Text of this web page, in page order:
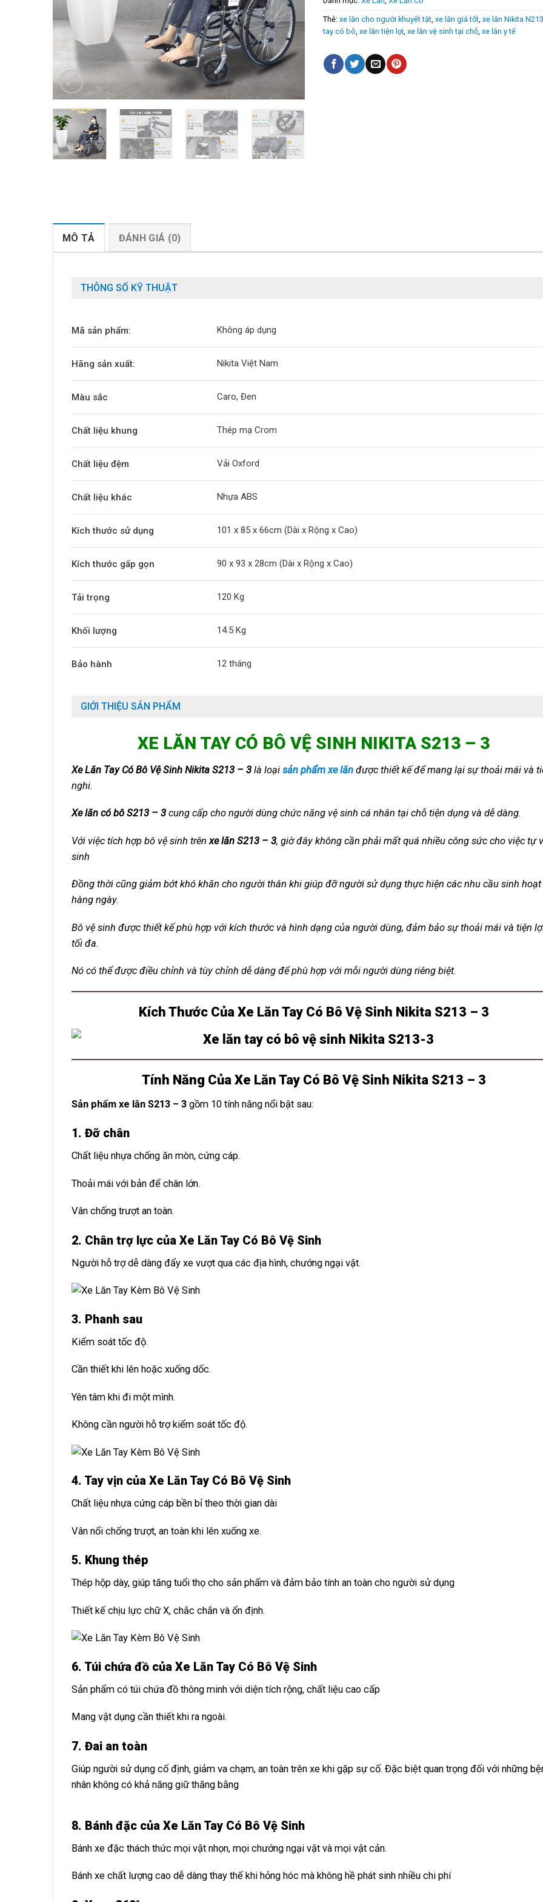
Thẻ: xe lăn cho người khuyết tật, xe lăn giá tốt, xe lăn Nikita
tay có bô xe lăn tiện lợi, xe lăn vệ sinh tại chỗ, xe lăn y tế
MÔ TẢ ĐÁNH GIÁ (0)
THÔNG SỐ KỸ THUẬT
Mã sản phẩm: Không áp dụng
Hãng sản xuất: Nikita Việt Nam
Màu sắc Caro, Đen
Chất liệu khung Thép mạ Crom
Chất liệu đệm Vải Oxford
Chất liệu khác Nhựa ABS
Kích thước sử dụng 101 x 85 x 66cm (Dài x Rộng x Cao)
Kích thước gấp gọn 90 x 93 x 28cm (Dài x Rộng x Cao)
Tải trọng 120 Kg
Khối lượng 14.5 Kg
Bảo hành 12 tháng
GIỚI THIỆU SẢN PHẨM
XE LĂN TAY CÓ BÔ VỆ SINH NIKITA S213 – 3
Xe Lăn Tay Có Bô Vệ Sinh Nikita S213 – 3 là loại sản phẩm xe lăn được thiết kế để mang lại sự thoải mái và
nghi.
Xe lăn có bô S213 – 3 cung cấp cho người dùng chức năng vệ sinh cá nhân tại chỗ tiện dụng và dễ dàng.
Với việc tích hợp bô vệ sinh trênxe lăn S213 – 3, giờ đây không cần phải mất quá nhiều công sức cho việc tự
sinh
Đồng thời cũng giảm bớt khó khăn cho người thân khi giúp đỡ người sử dụng thực hiện các nhu cầu sinh hoạt
hàng ngày.
Bô vệ sinh được thiết kế phù hợp với kích thước và hình dạng của người dùng, đảm bảo sự thoải mái và tiện
tối đa.
Nó có thể được điều chỉnh và tùy chỉnh dễ dàng để phù hợp với mỗi người dùng riêng biệt.
Kích Thước Của Xe Lăn Tay Có Bô Vệ Sinh Nikita S213 – 3
Tính Năng Của Xe Lăn Tay Có Bô Vệ Sinh Nikita S213 – 3
Sản phẩm xe lăn S213 – 3 gồm 10 tính năng nổi bật sau:
1. Đỡ chân
Chất liệu nhựa chống ăn mòn, cứng cáp.
Thoải mái với bản để chân lớn.
Vân chống trượt an toàn.
2. Chân trợ lực của Xe Lăn Tay Có Bô Vệ Sinh
Người hỗ trợ dễ dàng đẩy xe vượt qua các địa hình, chướng ngại vật.
3. Phanh sau
Kiểm soát tốc độ.
Cần thiết khi lên hoặc xuống dốc.
Yên tâm khi đi một mình.
Không cần người hỗ trợ kiểm soát tốc độ.
4. Tay vịn của Xe Lăn Tay Có Bô Vệ Sinh
Chất liệu nhựa cứng cáp bền bỉ theo thời gian dài
Vân nổi chống trượt, an toàn khi lên xuống xe.
5. Khung thép
Thép hộp dày, giúp tăng tuổi thọ cho sản phẩm và đảm bảo tính an toàn cho người sử dụng
Thiết kế chịu lực chữ X, chắc chắn và ổn định.
6. Túi chứa đồ của Xe Lăn Tay Có Bô Vệ Sinh
Sản phẩm có túi chứa đồ thông minh với diện tích rộng, chất liệu cao cấp
Mang vật dụng cần thiết khi ra ngoài.
7. Đai an toàn
Giúp người sử dụng cố định, giảm va chạm, an toàn trên xe khi gặp sự cố. Đặc biệt quan trọng đối với những
nhân không có khả năng giữ thăng bằng
8. Bánh đặc của Xe Lăn Tay Có Bô Vệ Sinh
Bánh xe đặc thách thức mọi vật nhọn, mọi chướng ngại vật và mọi vật cản.
Bánh xe chất lượng cao dễ dàng thay thế khi hỏng hóc mà không hề phát sinh nhiều chi phí